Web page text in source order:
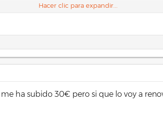
deslizador de corrección para enderezar las
y alinear elementos de la imagen.
en los que se hacía a mano. Ocurre que
mano. Eso sí, invirtiendo de tu tiempo!
Pero si
Hacer clic para expandir...
ha subido 30€ pero si que lo voy a